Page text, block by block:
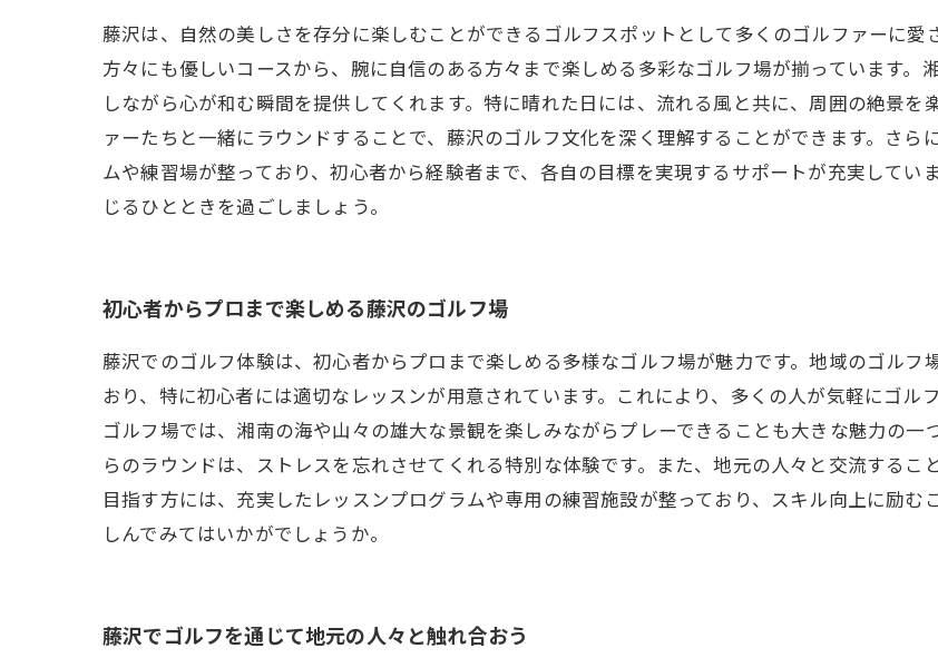
藤沢は、自然の美しさを存分に楽しむことができるゴルフスポットとして多くのゴルファーに
方々にも優しいコースから、腕に自信のある方々まで楽しめる多彩なゴルフ場が揃っています。
しながら心が和む瞬間を提供してくれます。特に晴れた日には、流れる風と共に、周囲の絶景
ァーたちと一緒にラウンドすることで、藤沢のゴルフ文化を深く理解することができます。さ
ムや練習場が整っており、初心者から経験者まで、各自の目標を実現するサポートが充実して
じるひとときを過ごしましょう。
初心者からプロまで楽しめる藤沢のゴルフ場
藤沢でのゴルフ体験は、初心者からプロまで楽しめる多様なゴルフ場が魅力です。地域のゴル
おり、特に初心者には適切なレッスンが用意されています。これにより、多くの人が気軽にゴル
ゴルフ場では、湘南の海や山々の雄大な景観を楽しみながらプレーできることも大きな魅力の
らのラウンドは、ストレスを忘れさせてくれる特別な体験です。また、地元の人々と交流するこ
目指す方には、充実したレッスンプログラムや専用の練習施設が整っており、スキル向上に励
しんでみてはいかがでしょうか。
藤沢でゴルフを通じて地元の人々と触れ合おう